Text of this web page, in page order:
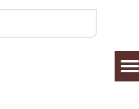
تغییر گذر واژه
سفارشات